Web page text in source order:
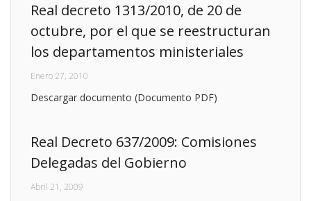
Real decreto 1313/2010, de 20 de
octubre, por el que se reestructuran
los departamentos ministeriales
Enero 27, 2010
Descargar documento (Documento PDF)
Real Decreto 637/2009: Comisiones
Delegadas del Gobierno
Abril 21, 2009